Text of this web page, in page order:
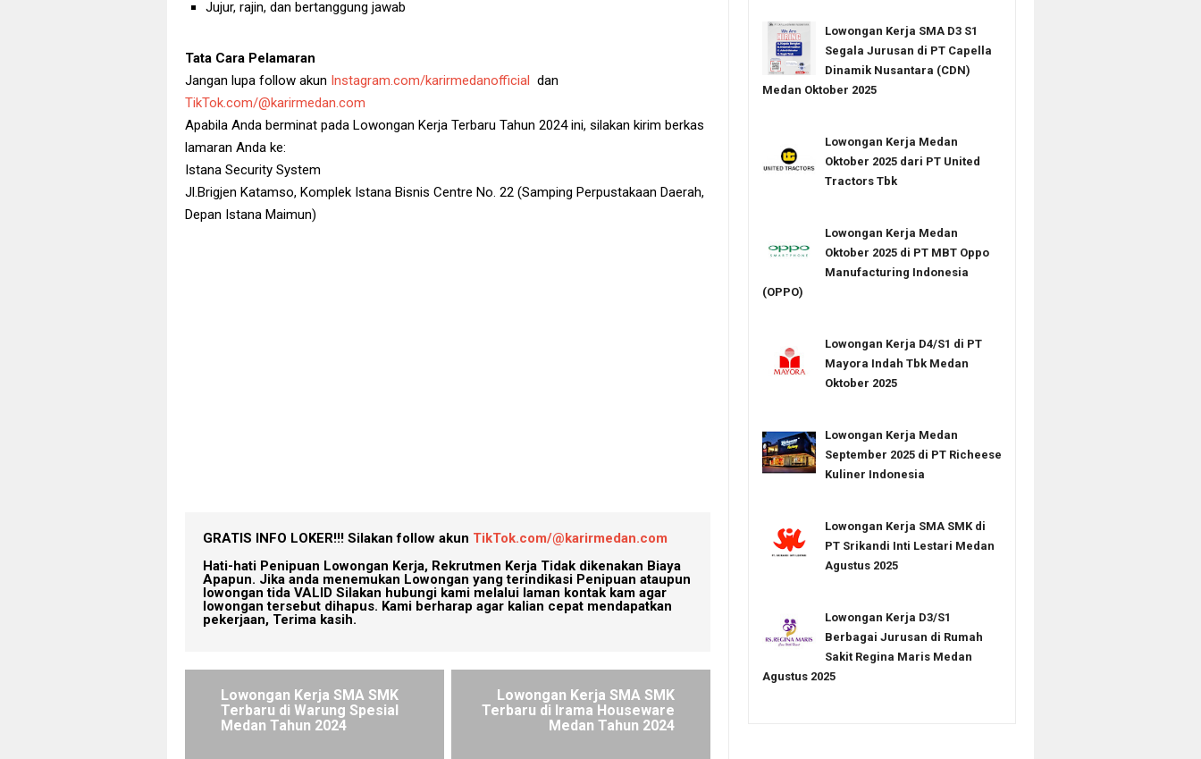
Jujur, rajin, dan bertanggung jawab
Tata Cara Pelamaran
Jangan lupa follow akun Instagram.com/karirmedanofficial dan
TikTok.com/@karirmedan.com
Apabila Anda berminat pada Lowongan Kerja Terbaru Tahun 2024 ini, silakan kirim berkas
lamaran Anda ke:
Istana Security System
Jl.Brigjen Katamso, Komplek Istana Bisnis Centre No. 22 (Samping Perpustakaan Daerah,
Depan Istana Maimun)
GRATIS INFO LOKER!!! Silakan follow akun TikTok.com/@karirmedan.com
Hati-hati Penipuan Lowongan Kerja, Rekrutmen Kerja Tidak dikenakan Biaya
Apapun. Jika anda menemukan Lowongan yang terindikasi Penipuan ataupun
lowongan tida VALID Silakan hubungi kami melalui laman kontak kam agar
lowongan tersebut dihapus. Kami berharap agar kalian cepat mendapatkan
pekerjaan, Terima kasih.
Lowongan Kerja SMA SMK
Terbaru di Warung Spesial
Medan Tahun 2024
Lowongan Kerja SMA SMK
Terbaru di Irama Houseware
Medan Tahun 2024
Lowongan Kerja SMA D3 S1
Segala Jurusan di PT Capella
Dinamik Nusantara (CDN)
Medan Oktober 2025
Lowongan Kerja Medan
Oktober 2025 dari PT United
Tractors Tbk
Lowongan Kerja Medan
Oktober 2025 di PT MBT Oppo
Manufacturing Indonesia
(OPPO)
Lowongan Kerja D4/S1 di PT
Mayora Indah Tbk Medan
Oktober 2025
Lowongan Kerja Medan
September 2025 di PT Richeese
Kuliner Indonesia
Lowongan Kerja SMA SMK di
PT Srikandi Inti Lestari Medan
Agustus 2025
Lowongan Kerja D3/S1
Berbagai Jurusan di Rumah
Sakit Regina Maris Medan
Agustus 2025